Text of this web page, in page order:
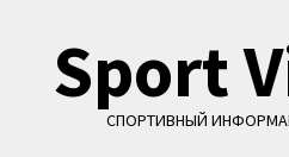
содержимому
Sport
СПОРТИВНЫЙ